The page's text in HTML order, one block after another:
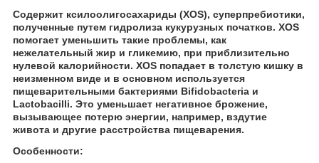
Содержит ксилоолигосахариды (XOS), суперпребиотики,
полученные путем гидролиза кукурузных початков. XOS
помогает уменьшить такие проблемы, как
нежелательный жир и гликемию, при приблизительно
нулевой калорийности. XOS попадает в толстую кишку в
неизменном виде и в основном используется
пищеварительными бактериями Bifidobacteria и
Lactobacilli. Это уменьшает негативное брожение,
вызывающее потерю энергии, например, вздутие
живота и другие расстройства пищеварения.
Особенности: